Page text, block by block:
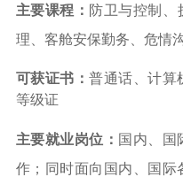
主要课程： 防卫与控制
理 、客舱安保勤务 、危情
可获证书：普通话、计算
等级证
主要就业岗位： 国内、国
作；同时面向国内、国际